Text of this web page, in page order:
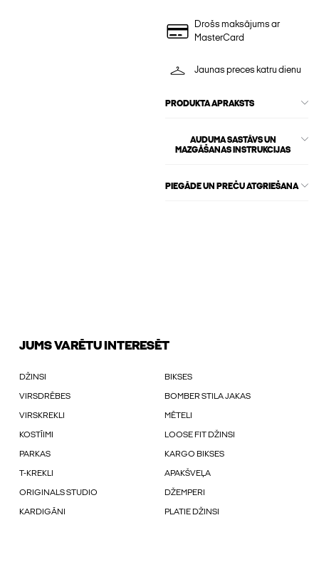
Drošs maksājums ar
MasterCard
Jaunas preces katru dienu
PRODUKTA APRAKSTS
AUDUMA SASTĀVS UN
MAZGĀŠANAS INSTRUKCIJAS
PIEGĀDE UN PREČU ATGRIEŠANA
JUMS VARĒTU INTERESĒT
DŽINSI BIKSES
VIRSDRĒBES BOMBER STILA JAKAS
VIRSKREKLI MĒTELI
KOSTĪIMI LOOSE FIT DŽINSI
PARKAS KARGO BIKSES
T-KREKLI APAKŠVEĻA
ORIGINALS STUDIO DŽEMPERI
KARDIGĀNI PLATIE DŽINSI